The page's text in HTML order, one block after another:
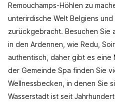
Remouchamps-Höhlen zu
unterirdische Welt Belgiens
zurückgebracht. Besuchen Sie
in den Ardennen, wie Redu,
authentisch, daher gibt es eine
der Gemeinde Spa finden Sie
Wellnessbecken, in denen Sie
Wasserstadt ist seit